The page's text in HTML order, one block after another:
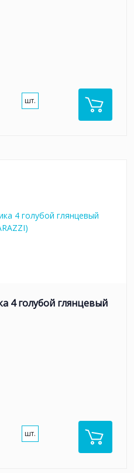
шт.
4 голубой глянцевый
шт.